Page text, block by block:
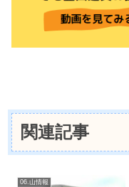
関連記事
06.山情報